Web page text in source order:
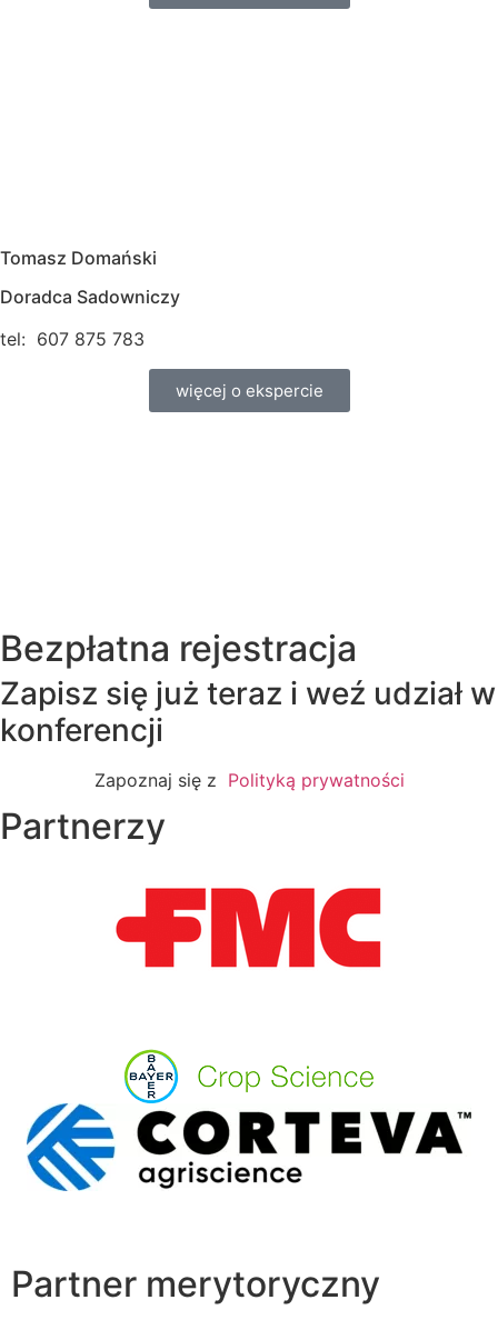
Tomasz Domański
Doradca Sadowniczy
tel: 607 875 783
więcej o ekspercie
Bezpłatna rejestracja
Zapisz się już teraz i weź udział w
konferencji
Zapoznaj się z Polityką prywatności
Partnerzy
Partner merytoryczny